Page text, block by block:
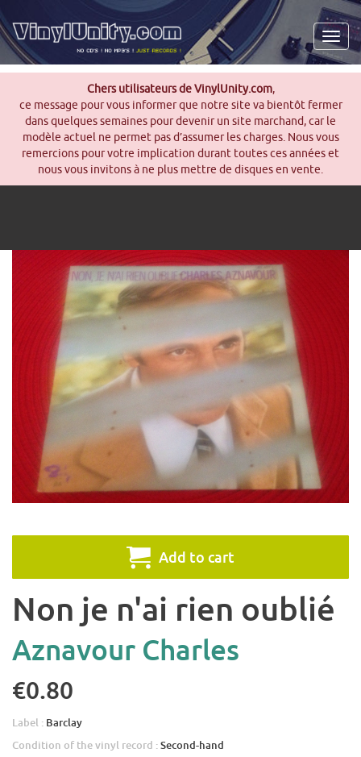
Chers utilisateurs de VinylUnity.com,
ce message pour vous informer que notre site va bientôt fermer
dans quelques semaines pour devenir un site marchand, car le
modèle actuel ne permet pas d’assumer les charges. Nous vous
remercions pour votre implication durant toutes ces années et
nous vous invitons à ne plus mettre de disques en vente.
Add to cart
Non je n'ai rien oublié
Aznavour Charles
€0.80
Label : Barclay
Condition of the vinyl record :Second-hand